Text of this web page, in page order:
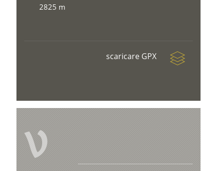
2825 m
scaricare GPX
V